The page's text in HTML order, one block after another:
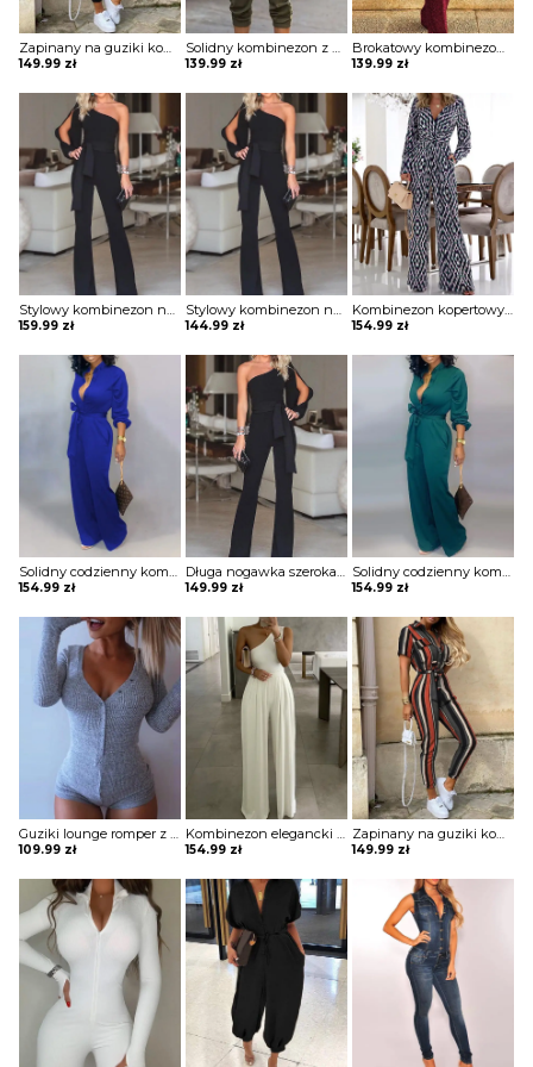
Zapinany na guziki kombinezon w paski z krótkim rękawem Diamanto
149.99 zł
Solidny kombinezon z długim rękawem cargo Taru
139.99 zł
Brokatowy kombinezon bez rękawów z okrągłym dekoltem i cekinami Sheron
139.99 zł
Stylowy kombinezon na jedno ramię z rozcięciem rękawach Igballe
159.99 zł
Stylowy kombinezon na jedno ramię z rozcięciem rękawach Rahime
144.99 zł
Kombinezon kopertowy z szerokimi nogawkami w geometryczny wzór Rogeria
154.99 zł
Solidny codzienny kombinezon z kieszenią na guziki Eisine
154.99 zł
Długa nogawka szeroka bez rękawów asymetryczny dekolt wiązanie elegancki impreza kombinezon Nadia
149.99 zł
Solidny codzienny kombinezon z kieszenią na guziki Eisine
154.99 zł
Guziki lounge romper z długimi rękawami kombinezon Groa
109.99 zł
Kombinezon elegancki na jedno ramię na wyjście na przyjęcie szerokie nogawki opinająca góra Averi
154.99 zł
Zapinany na guziki kombinezon w paski z krótkim rękawem Diamanto
149.99 zł